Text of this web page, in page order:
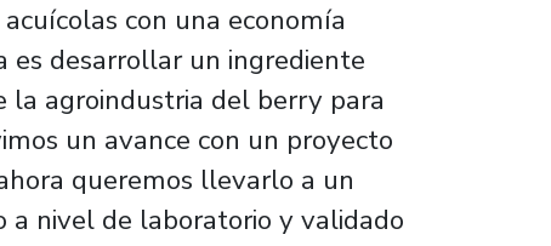
con una economía
es desarrollar un ingrediente
agroindustria del berry para
un avance con un proyecto
queremos llevarlo a un
nivel de laboratorio y validado